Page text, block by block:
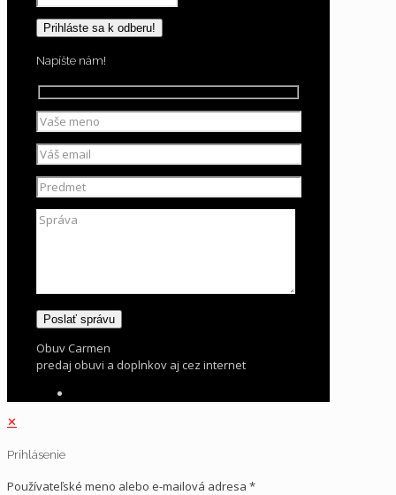
Napíšte nám!
Obuv Carmen
predaj obuvi a doplnkov aj cez internet
✕
Prihlásenie
Používateľské meno alebo e-mailová adresa *